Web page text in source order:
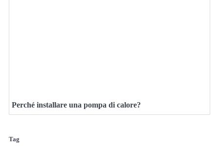
Perché installare una pompa di calore?
Tag